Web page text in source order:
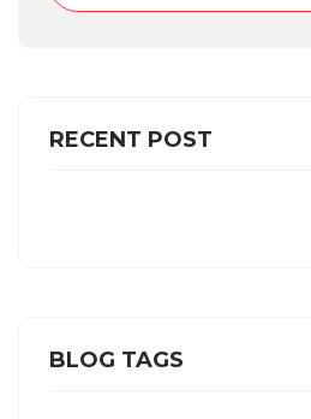
RECENT POST
BLOG TAGS